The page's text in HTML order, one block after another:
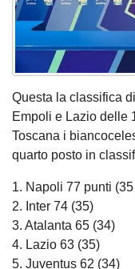
Questa la classifica
Empoli e Lazio delle
Toscana i
quarto posto in
1. Napoli 77 punti
2. Inter 74 (35)
3. Atalanta 65 (34)
4. Lazio 63 (35)
5. Juventus 62 (34)